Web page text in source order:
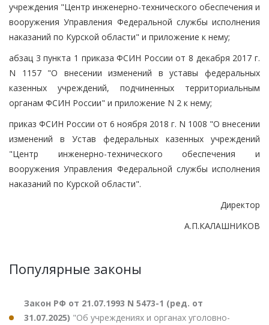
учреждения "Центр инженерно-технического обеспечения и
вооружения Управления Федеральной службы исполнения
наказаний по Курской области" и приложение к нему;
абзац 3 пункта 1 приказа ФСИН России от 8 декабря 2017 г.
N 1157 "О внесении изменений в уставы федеральных
казенных учреждений, подчиненных территориальным
органам ФСИН России" и приложение N 2 к нему;
приказ ФСИН России от 6 ноября 2018 г. N 1008 "О внесении
изменений в Устав федеральных казенных учреждений
"Центр инженерно-технического обеспечения и
вооружения Управления Федеральной службы исполнения
наказаний по Курской области".
Директор
А.П.КАЛАШНИКОВ
Популярные законы
Закон РФ от 21.07.1993 N 5473-1 (ред. от
31.07.2025) "Об учреждениях и органах уголовно-